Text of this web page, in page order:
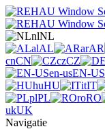
nlNL
alAL arAR
cnCN czCZ
en-usEN-US
huHU itIT
plPL roRO
ukUK
Navigatie